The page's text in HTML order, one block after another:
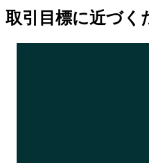
取引目標に近づく